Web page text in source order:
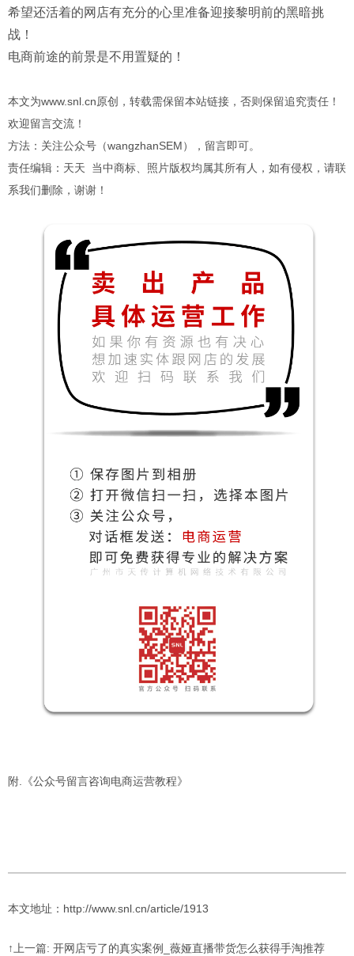
希望还活着的网店有充分的心里准备迎接黎明前的黑暗挑
战！
电商前途的前景是不用置疑的！
本文为www.snl.cn原创，转载需保留本站链接，否则保留追究责任！
欢迎留言交流！
方法：关注公众号（wangzhanSEM），留言即可。
责任编辑：天天 当中商标、照片版权均属其所有人，如有侵权，请联
系我们删除，谢谢！
附. 《公众号留言咨询电商运营教程》
本文地址：http://www.snl.cn/article/1913
↑上一篇: 开网店亏了的真实案例_薇娅直播带货怎么获得手淘推荐